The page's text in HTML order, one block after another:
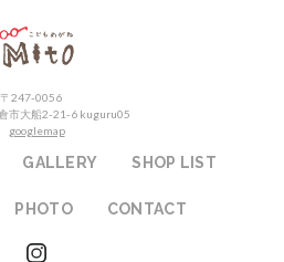
〒247-0056
市大船2-21-6 kuguru05
googlemap
GALLERY SHOP LIST
PHOTO CONTACT